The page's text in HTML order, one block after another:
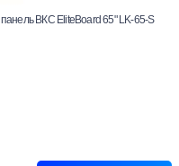
ВКС EliteBoard 65" LK-65-S